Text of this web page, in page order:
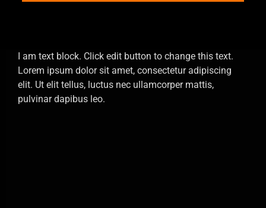
I am text block. Click edit button to change this text.
Lorem ipsum dolor sit amet, consectetur adipiscing
elit. Ut elit tellus, luctus nec ullamcorper mattis,
pulvinar dapibus leo.